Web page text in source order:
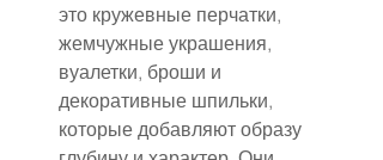
это кружевные перчатки,
жемчужные украшения,
вуалетки, броши и
декоративные шпильки,
которые добавляют образу